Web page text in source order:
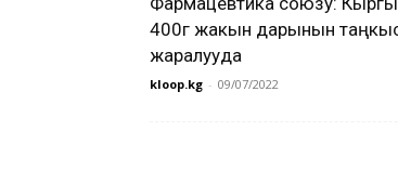
|
400гө жакын дарынын
жаралууда
kloop.kg - 09/07/2022